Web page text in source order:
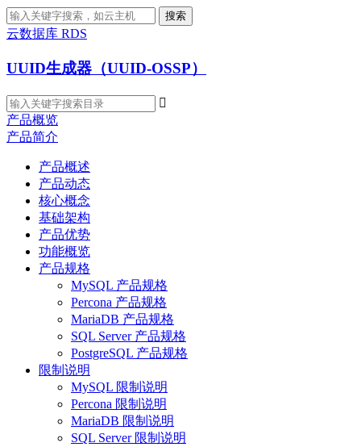
搜索
云数据库 RDS
UUID生成器（UUID-OSSP）

产品概览
产品简介
产品概述
产品动态
核心概念
基础架构
产品优势
功能概览
产品规格
MySQL 产品规格
Percona 产品规格
MariaDB 产品规格
SQL Server 产品规格
PostgreSQL 产品规格
限制说明
MySQL 限制说明
Percona 限制说明
MariaDB 限制说明
SQL Server 限制说明